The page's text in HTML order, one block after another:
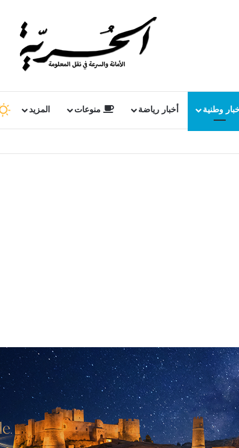
وطنية أخبار رياضة منوعات المزيد